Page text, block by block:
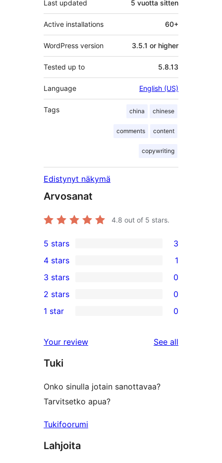
Last updated 5 vuotta sitten
Active installations 60+
WordPress version 3.5.1 or higher
Tested up to 5.8.13
Language English (US)
Tags china chinese
comments content
copywriting
Edistynyt näkymä
Arvosanat
4.8 out of 5 stars.
3
5-
star
reviews
5 stars 3
4-
star
review
4 stars 1
0
3-
star
3 stars 0
2-
reviews
2 stars 0
star
reviews
1 star 0
Your review See all
Tuki
Onko sinulla jotain sanottavaa?
Tarvitsetko apua?
Tukifoorumi
Lahjoita